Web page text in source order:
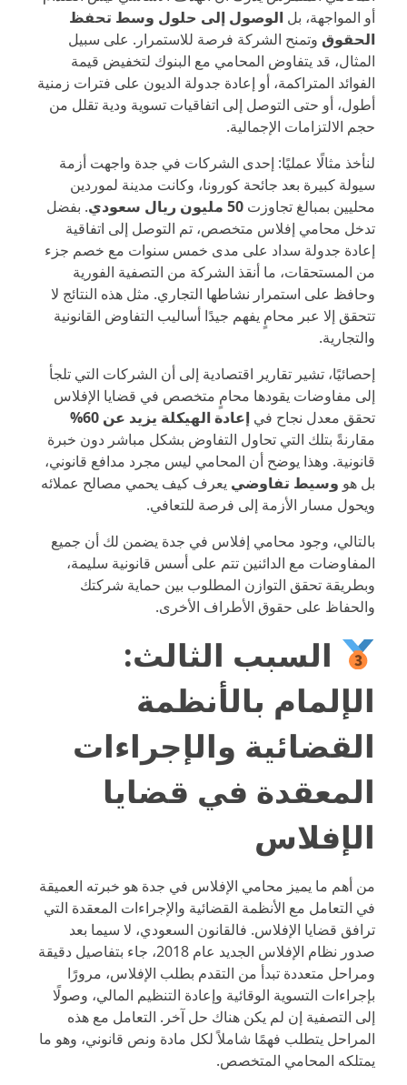
أو المواجهة، بل الوصول إلى حلول وسط تحفظ
الحقوق وتمنح الشركة فرصة للاستمرار. على سبيل
المثال، قد يتفاوض المحامي مع البنوك لتخفيض قيمة
الفوائد المتراكمة، أو إعادة جدولة الديون على فترات زمنية
أطول، أو حتى التوصل إلى اتفاقيات تسوية ودية تقلل من
حجم الالتزامات الإجمالية.
لنأخذ مثالًا عمليًا: إحدى الشركات في جدة واجهت أزمة
سيولة كبيرة بعد جائحة كورونا، وكانت مدينة لموردين
محليين بمبالغ تجاوزت 50 مليون ريال سعودي
. بفضل
تدخل محامي إفلاس متخصص، تم التوصل إلى اتفاقية
إعادة جدولة سداد على مدى خمس سنوات مع خصم جزء
من المستحقات، ما أنقذ الشركة من التصفية الفورية
وحافظ على استمرار نشاطها التجاري. مثل هذه النتائج لا
تتحقق إلا عبر محامٍ يفهم جيدًا أساليب التفاوض القانونية
والتجارية.
إحصائيًا، تشير تقارير اقتصادية إلى أن الشركات التي تلجأ
إلى مفاوضات يقودها محامٍ متخصص في قضايا الإفلاس
تحقق معدل نجاح في إعادة الهيكلة يزيد عن 60%
مقارنةً بتلك التي تحاول التفاوض بشكل مباشر دون خبرة
قانونية. وهذا يوضح أن المحامي ليس مجرد مدافع قانوني،
بل هو وسيط تفاوضي يعرف كيف يحمي مصالح عملائه
ويحول مسار الأزمة إلى فرصة للتعافي.
بالتالي، وجود محامي إفلاس في جدة يضمن لك أن جميع
المفاوضات مع الدائنين تتم على أسس قانونية سليمة،
وبطريقة تحقق التوازن المطلوب بين حماية شركتك
والحفاظ على حقوق الأطراف الأخرى.
السبب الثالث:
الإلمام بالأنظمة
القضائية والإجراءات
المعقدة في قضايا
الإفلاس
من أهم ما يميز محامي الإفلاس في جدة هو خبرته العميقة
في التعامل مع الأنظمة القضائية والإجراءات المعقدة التي
ترافق قضايا الإفلاس. فالقانون السعودي، لا سيما بعد
صدور نظام الإفلاس الجديد عام 2018، جاء بتفاصيل دقيقة
ومراحل متعددة تبدأ من التقدم بطلب الإفلاس، مرورًا
بإجراءات التسوية الوقائية وإعادة التنظيم المالي، وصولًا
إلى التصفية إن لم يكن هناك حل آخر. التعامل مع هذه
المراحل يتطلب فهمًا شاملاً لكل مادة ونص قانوني، وهو ما
يمتلكه المحامي المتخصص.